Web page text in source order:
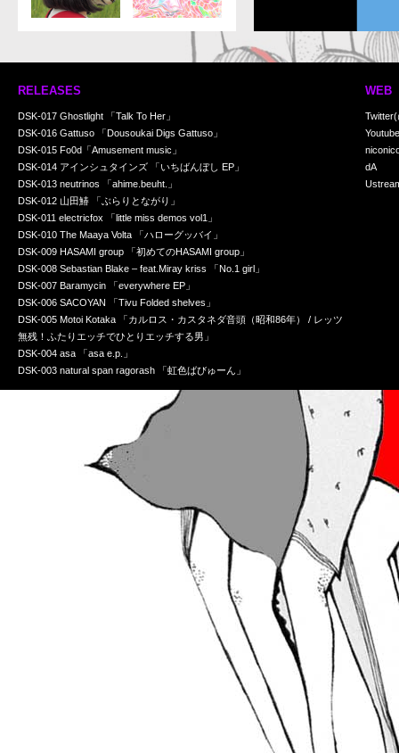
RELEASES
DSK-017 Ghostlight 「Talk To Her」
DSK-016 Gattuso 「Dousoukai Digs Gattuso」
DSK-015 Fo0d「Amusement music」
DSK-014 アインシュタインズ 「いちばんぼし EP」
DSK-013 neutrinos 「ahime.beuht.」
DSK-012 山田鰆 「ぶらりとながり」
DSK-011 electricfox 「little miss demos vol1」
DSK-010 The Maaya Volta 「ハローグッバイ」
DSK-009 HASAMI group 「初めてのHASAMI group」
DSK-008 Sebastian Blake – feat.Miray kriss 「No.1 girl」
DSK-007 Baramycin 「everywhere EP」
DSK-006 SACOYAN 「Tivu Folded shelves」
DSK-005 Motoi Kotaka 「カルロス・カスタネダ音頭（昭和86年） / レッツ
無残！ふたりエッチでひとりエッチする男」
DSK-004 asa 「asa e.p.」
DSK-003 natural span ragorash 「虹色ばびゅーん」
WEB
dA